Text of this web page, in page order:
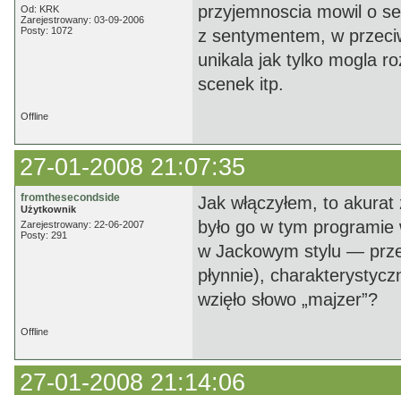
Od: KRK
Zarejestrowany: 03-09-2006
Posty: 1072
przyjemnoscia mowil o
z sentymentem, w
unikala jak tylko mogla
scenek itp.
Offline
27-01-2008 21:07:35
fromthesecondside
Użytkownik
Zarejestrowany: 22-06-2007
Posty: 291
Jak włączyłem, to
było go w tym
w Jackowym stylu —
płynnie),
wzięło słowo „majzer”?
Offline
27-01-2008 21:14:06